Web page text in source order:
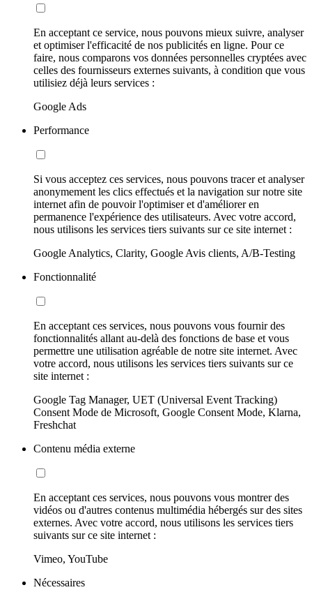
En acceptant ce service, nous pouvons mieux suivre, analyser
et optimiser l'efficacité de nos publicités en ligne. Pour ce
faire, nous comparons vos données personnelles cryptées avec
celles des fournisseurs externes suivants, à condition que vous
utilisiez déjà leurs services :
Google Ads
Performance
Si vous acceptez ces services, nous pouvons tracer et analyser
anonymement les clics effectués et la navigation sur notre site
internet afin de pouvoir l'optimiser et d'améliorer en
permanence l'expérience des utilisateurs. Avec votre accord,
nous utilisons les services tiers suivants sur ce site internet :
Google Analytics, Clarity, Google Avis clients, A/B-Testing
Fonctionnalité
En acceptant ces services, nous pouvons vous fournir des
fonctionnalités allant au-delà des fonctions de base et vous
permettre une utilisation agréable de notre site internet. Avec
votre accord, nous utilisons les services tiers suivants sur ce
site internet :
Google Tag Manager, UET (Universal Event Tracking)
Consent Mode de Microsoft, Google Consent Mode, Klarna,
Freshchat
Contenu média externe
En acceptant ces services, nous pouvons vous montrer des
vidéos ou d'autres contenus multimédia hébergés sur des sites
externes. Avec votre accord, nous utilisons les services tiers
suivants sur ce site internet :
Vimeo, YouTube
Nécessaires